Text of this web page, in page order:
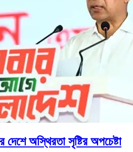
অস্থিরতা সৃষ্টির অপচেষ্টা